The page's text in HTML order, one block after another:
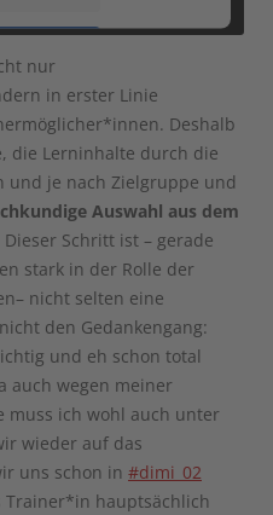
Consent Management
nur
in erster Linie
Deshalb
die Lerninhalte durch die
und je nach Zielgruppe und
Auswahl aus dem
Dieser Schritt ist – gerade
stark in der Rolle der
nicht selten eine
den Gedankengang:
und eh schon total
auch wegen meiner
muss ich wohl auch unter
wieder auf das
uns schon in #dimi_02
Trainer*in hauptsächlich